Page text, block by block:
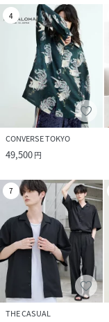
4
CONVERSE TOKYO
49,500円
7
THE CASUAL